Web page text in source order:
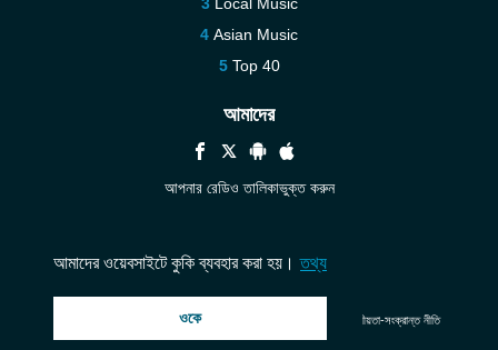
Asian Music
Top 40
আমাদের
আপনার রেডিও তালিকাভুক্ত করুন
© 2026 InstantAudio. সমস্ত অধিকার সংরক্ষিত. ・ গোপনীয়তা-সংক্রান্ত নীতি
আমাদের ওয়েবসাইটে কুকি ব্যবহার করা হয়। তথ্য
ওকে